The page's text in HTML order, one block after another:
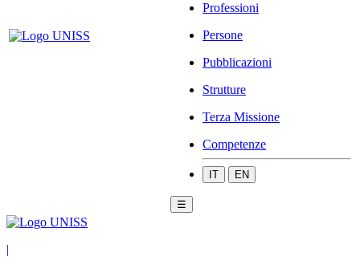
Professioni
Persone
Pubblicazioni
Strutture
Terza Missione
Competenze
IT EN
☰
|